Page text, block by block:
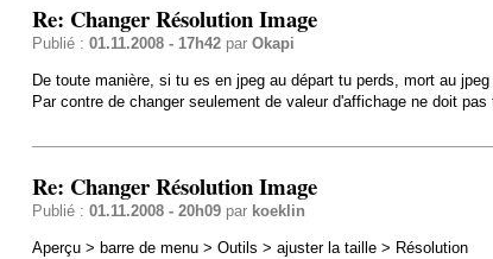
Re: Changer Résolution Image
Publié : 01.11.2008 - 17h42par Okapi
De toute manière, si tu es en jpeg au départ tu perds, mort au
Par contre de changer seulement de valeur d'affichage ne doit
Re: Changer Résolution Image
Publié : 01.11.2008 - 20h09par koeklin
Aperçu > barre de menu > Outils > ajuster la taille > Résolution